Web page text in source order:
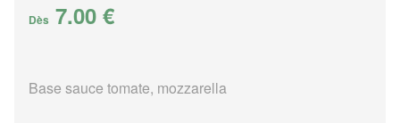
Dès 7.00 €
Base sauce tomate, mozzarella